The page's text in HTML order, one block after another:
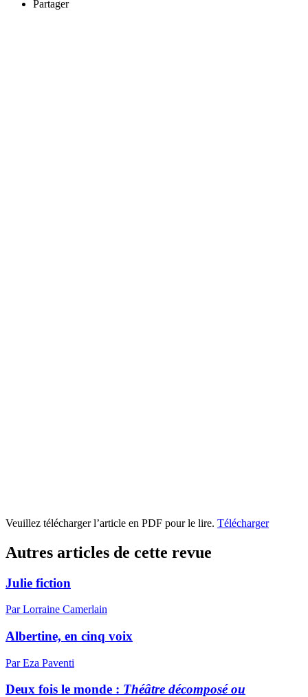
Partager
Veuillez télécharger l’article en PDF pour le lire. Télécharger
Autres articles de cette revue
Julie fiction
Par Lorraine Camerlain
Albertine, en cinq voix
Par Eza Paventi
Deux fois le monde : Théâtre décomposé ou